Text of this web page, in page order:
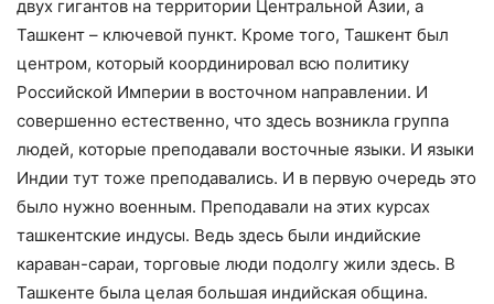
двух гигантов на территории Центральной Азии, а
Ташкент – ключевой пункт. Кроме того, Ташкент был
центром, который координировал всю политику
Российской Империи в восточном направлении. И
совершенно естественно, что здесь возникла группа
людей, которые преподавали восточные языки. И языки
Индии тут тоже преподавались. И в первую очередь это
было нужно военным. Преподавали на этих курсах
ташкентские индусы. Ведь здесь были индийские
караван-сараи, торговые люди подолгу жили здесь. В
Ташкенте была целая большая индийская община.